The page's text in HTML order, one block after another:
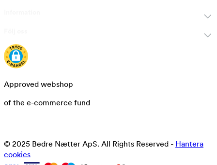
Approved webshop
of the e-commerce fund
© 2025 Bedre Nætter ApS. All Rights Reserved - Hantera
cookies